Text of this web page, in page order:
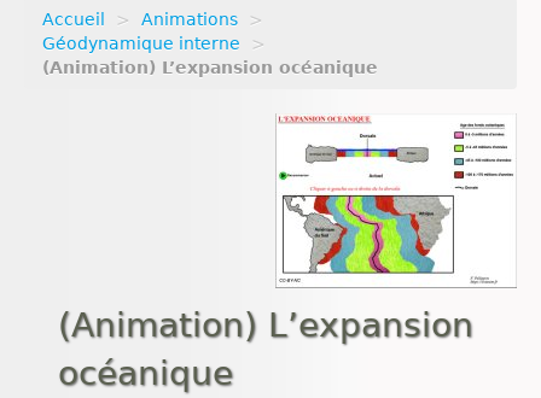
Actualités
Accueil > Animations
>
Géodynamique interne
>
(Animation) L’expansion océanique
(Animation) L’expansion
océanique